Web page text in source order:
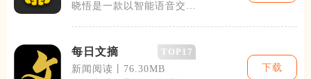
晓悟是一款以智能语音交互
每日文摘
TOP17
新闻阅读丨76.30MB
下载